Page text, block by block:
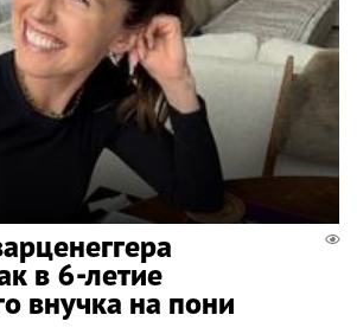
в 6-летие
внучка на пони